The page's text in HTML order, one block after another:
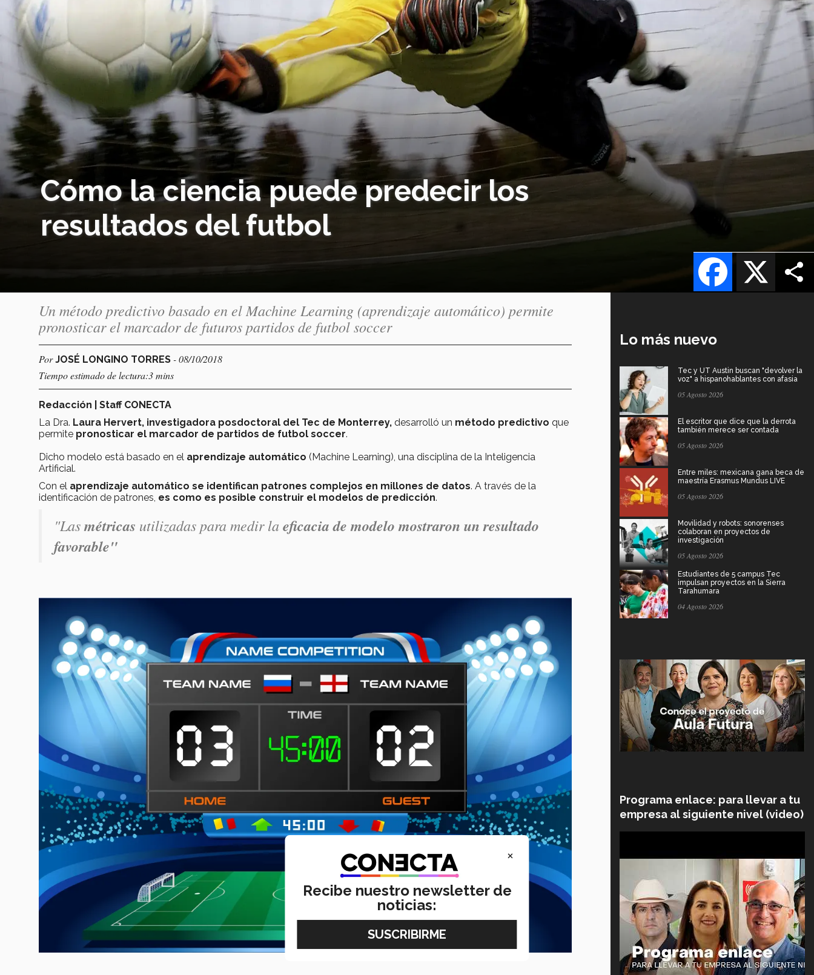
Cómo la ciencia puede predecir los
resultados del futbol
X
Facebook
Un método predictivo basado en el Machine Learning (aprendizaje automático) permite
pronosticar el marcador de futuros partidos de futbol soccer
PorJOSÉ LONGINO TORRES - 08/10/2018
Tiempo estimado de lectura:3 mins
Redacción | Staff CONECTA
La Dra. Laura Hervert, investigadora posdoctoral del Tec de Monterrey, desarrolló un método predictivo que
permite pronosticar el marcador de partidos de futbol soccer.
Dicho modelo está basado en el aprendizaje automático (Machine Learning), una disciplina de la Inteligencia
Artificial.
Con el aprendizaje automático se identifican patrones complejos en millones de datos. A través de la
identificación de patrones, es como es posible construir el modelos de predicción.
"Lasmétricas utilizadas para medir laeficacia de modelo mostraron un resultado
favorable"
Lo más nuevo
Tec y UT Austin buscan "devolver la
voz" a hispanohablantes con afasia
05 Agosto 2026
El escritor que dice que la derrota
también merece ser contada
05 Agosto 2026
Entre miles: mexicana gana beca de
maestría Erasmus Mundus LIVE
05 Agosto 2026
Movilidad y robots: sonorenses
colaboran en proyectos de
investigación
05 Agosto 2026
Estudiantes de 5 campus Tec
impulsan proyectos en la Sierra
Tarahumara
04 Agosto 2026
Programa enlace: para llevar a tu
empresa al siguiente nivel (video)
×
Recibe nuestro newsletter de
noticias: